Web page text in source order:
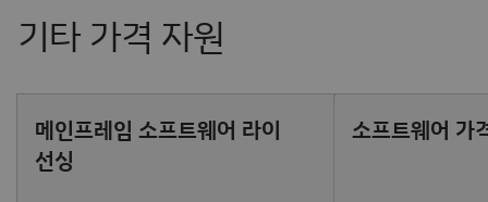
메인프레임 소프트웨어 라이
선싱
소프트웨어 가